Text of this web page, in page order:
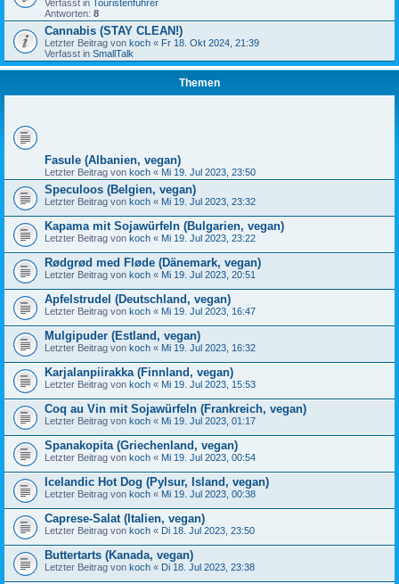
Verfasst in
Touristenführer
Antworten: 8
Cannabis (STAY CLEAN!)
Letzter Beitrag von koch « Fr 18. Okt 2024, 21:39
Verfasst in SmallTalk
Themen
Fasule (Albanien, vegan)
Letzter Beitrag von koch « Mi 19. Jul 2023, 23:50
Speculoos (Belgien, vegan)
Letzter Beitrag von koch « Mi 19. Jul 2023, 23:32
Kapama mit Sojawürfeln (Bulgarien, vegan)
Letzter Beitrag von koch « Mi 19. Jul 2023, 23:22
Rødgrød med Fløde (Dänemark, vegan)
Letzter Beitrag von koch « Mi 19. Jul 2023, 20:51
Apfelstrudel (Deutschland, vegan)
Letzter Beitrag von koch « Mi 19. Jul 2023, 16:47
Mulgipuder (Estland, vegan)
Letzter Beitrag von koch « Mi 19. Jul 2023, 16:32
Karjalanpiirakka (Finnland, vegan)
Letzter Beitrag von koch « Mi 19. Jul 2023, 15:53
Coq au Vin mit Sojawürfeln (Frankreich, vegan)
Letzter Beitrag von koch « Mi 19. Jul 2023, 01:17
Spanakopita (Griechenland, vegan)
Letzter Beitrag von koch « Mi 19. Jul 2023, 00:54
Icelandic Hot Dog (Pylsur, Island, vegan)
Letzter Beitrag von koch « Mi 19. Jul 2023, 00:38
Caprese-Salat (Italien, vegan)
Letzter Beitrag von koch « Di 18. Jul 2023, 23:50
Buttertarts (Kanada, vegan)
Letzter Beitrag von koch « Di 18. Jul 2023, 23:38